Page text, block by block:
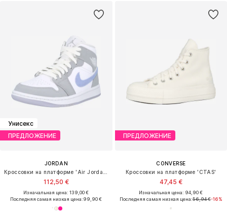
Унисекс
ПРЕДЛОЖЕНИЕ
JORDAN
112,50 €
Изначальная цена: 139,00 €
Последняя самая низкая цена:99,90 €
ПРЕДЛОЖЕНИЕ
CONVERSE
Кроссовки на платформе 'CTAS'
47,45 €
Изначальная цена: 94,90 €
Последняя самая низкая цена:56,94 €-16%